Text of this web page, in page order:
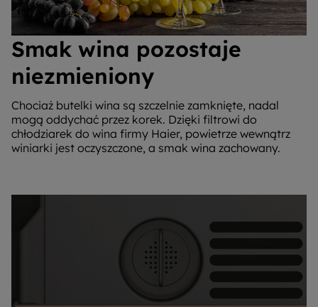
Smak wina pozostaje
niezmieniony
Chociaż butelki wina są szczelnie zamknięte, nadal
mogą oddychać przez korek. Dzięki filtrowi do
chłodziarek do wina firmy Haier, powietrze wewnątrz
winiarki jest oczyszczone, a smak wina zachowany.